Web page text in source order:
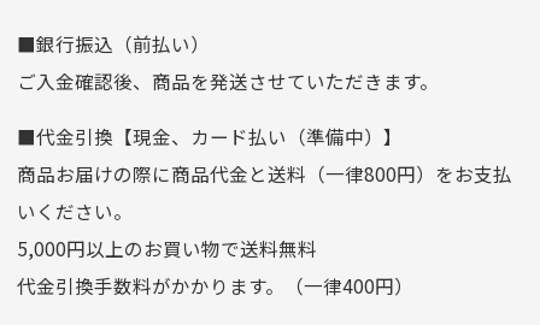
口座種別
普通
口座番号
0255557
口座名義
株式会社一条
ゆうちょ銀行
ゆうちょ間
記号
14710
■銀行振込（前払い）
ご入金確認後、商品を発送させていただきます。
■代金引換【現金、カード払い（準備中）】
商品お届けの際に商品代金と送料（一律800円）をお支払
いください。
5,000円以上のお買い物で送料無料
代金引換手数料がかかります。（一律400円）